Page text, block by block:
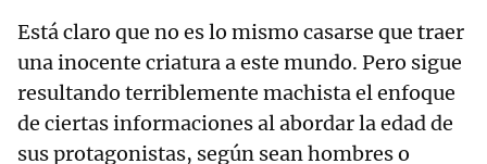
Está claro que no es lo mismo casarse que traer
una inocente criatura a este mundo. Pero sigue
resultando terriblemente machista el enfoque
de ciertas informaciones al abordar la edad de
sus protagonistas, según sean hombres o